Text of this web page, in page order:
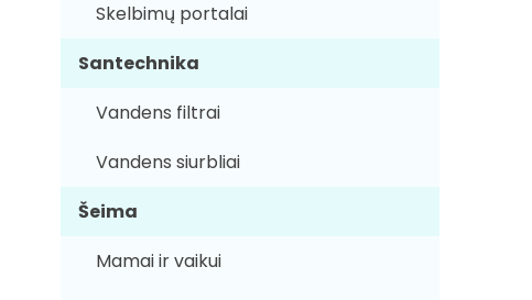
Skelbimų portalai
Santechnika
Vandens filtrai
Vandens siurbliai
Šeima
Mamai ir vaikui